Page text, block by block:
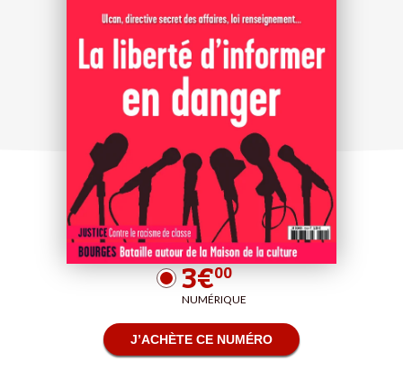
3€00
NUMÉRIQUE
J’ACHÈTE CE NUMÉRO